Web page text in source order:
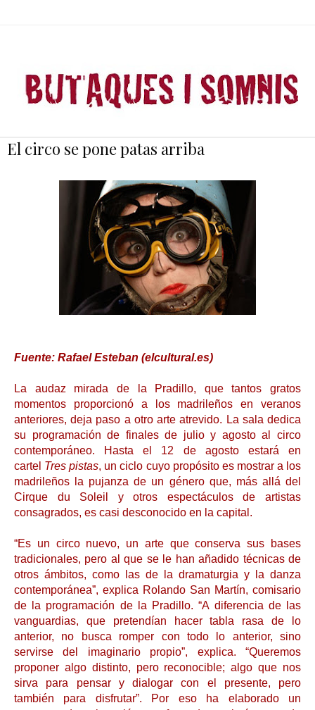
El circo se pone patas arriba
Fuente: Rafael Esteban (elcultural.es)
La audaz mirada de la Pradillo, que tantos gratos
momentos proporcionó a los madrileños en veranos
anteriores, deja paso a otro arte atrevido. La sala dedica
su programación de finales de julio y agosto al circo
contemporáneo. Hasta el 12 de agosto estará en
cartel Tres pistas, un ciclo cuyo propósito es mostrar a los
madrileños la pujanza de un género que, más allá del
Cirque du Soleil y otros espectáculos de artistas
consagrados, es casi desconocido en la capital .
“Es un circo nuevo, un arte que conserva sus bases
tradicionales, pero al que se le han añadido técnicas de
otros ámbitos, como las de la dramaturgia y la danza
contemporánea”, explica Rolando San Martín, comisario
de la programación de la Pradillo. “A diferencia de las
vanguardias, que pretendían hacer tabla rasa de lo
anterior, no busca romper con todo lo anterior, sino
servirse del imaginario propio”, explica. “Queremos
proponer algo distinto, pero reconocible; algo que nos
sirva para pensar y dialogar con el presente, pero
también para disfrutar”. Por eso ha elaborado un